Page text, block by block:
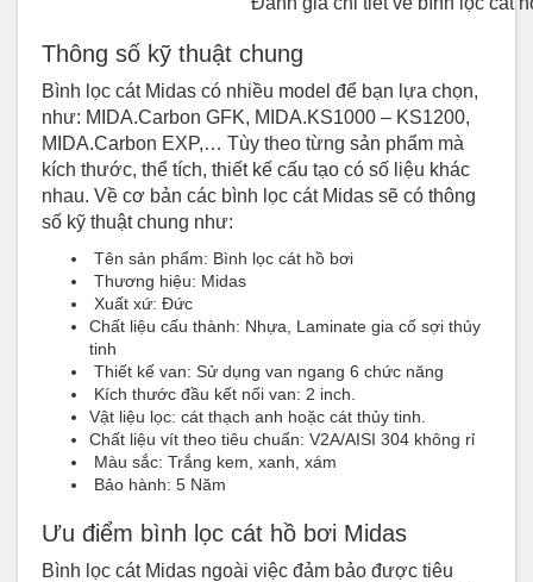
Thông số kỹ thuật chung
Bình lọc cát Midas có nhiều model để bạn lựa chọn,
như: MIDA.Carbon GFK, MIDA.KS1000 – KS1200,
MIDA.Carbon EXP,… Tùy theo từng sản phẩm mà
kích thước, thể tích, thiết kế cấu tạo có số liệu khác
nhau. Về cơ bản các bình lọc cát Midas sẽ có thông
số kỹ thuật chung như:
Tên sản phẩm: Bình lọc cát hồ bơi
Thương hiệu: Midas
Xuất xứ: Đức
Chất liệu cấu thành: Nhựa, Laminate gia cố sợi thủy
tinh
Thiết kế van: Sử dụng van ngang 6 chức năng
Kích thước đầu kết nối van: 2 inch.
Vật liệu lọc: cát thạch anh hoặc cát thủy tinh.
Chất liệu vít theo tiêu chuẩn: V2A/AISI 304 không rỉ
Màu sắc: Trắng kem, xanh, xám
Bảo hành: 5 Năm
Ưu điểm bình lọc cát hồ bơi Midas
Bình lọc cát Midas ngoài việc đảm bảo được tiêu